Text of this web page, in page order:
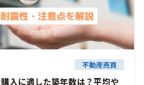
不動産売買
入に適した築年数は？平均や